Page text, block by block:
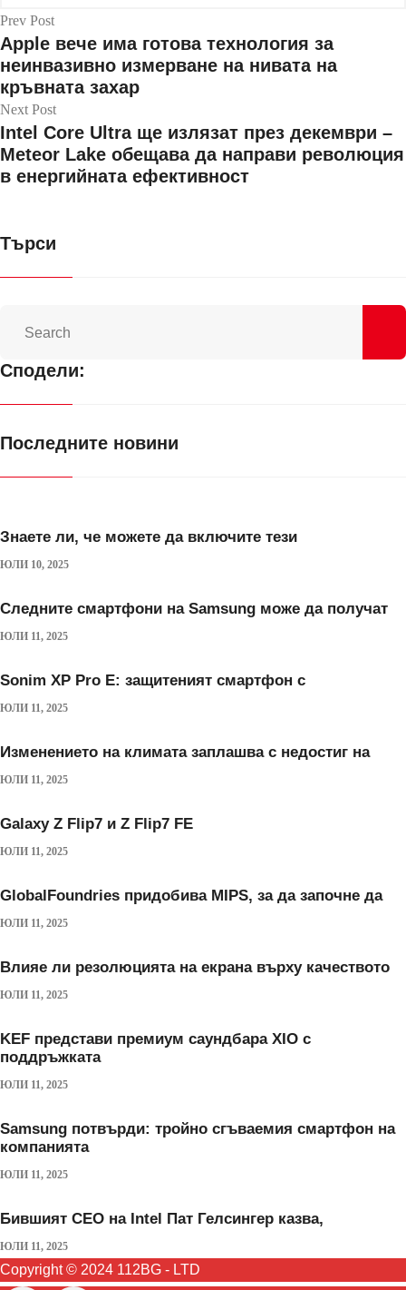
Prev Post
Apple вече има готова технология за
неинвазивно измерване на нивата на
кръвната захар
Next Post
Intel Core Ultra ще излязат през декември –
Meteor Lake обещава да направи революция
в енергийната ефективност
Търси
Сподели:
Последните новини
Знаете ли, че можете да включите тези
ЮЛИ 10, 2025
Следните смартфони на Samsung може да получат
ЮЛИ 11, 2025
Sonim XP Pro E: защитеният смартфон с
ЮЛИ 11, 2025
Изменението на климата заплашва с недостиг на
ЮЛИ 11, 2025
Galaxy Z Flip7 и Z Flip7 FE
ЮЛИ 11, 2025
GlobalFoundries придобива MIPS, за да започне да
ЮЛИ 11, 2025
Влияе ли резолюцията на екрана върху качеството
ЮЛИ 11, 2025
KEF представи премиум саундбара XIO с
поддръжката
ЮЛИ 11, 2025
Samsung потвърди: тройно сгъваемия смартфон на
компанията
ЮЛИ 11, 2025
Бившият CEO на Intel Пат Гелсингер казва,
ЮЛИ 11, 2025
Copyright © 2024 112BG - LTD